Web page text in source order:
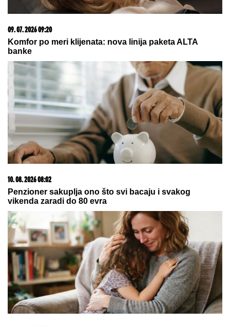
PLJAČKAO POSETIOCE BANJE! ULeskovcu
uhapšen muškarac iz Novog Sada, određen mu
pritvor
Otkazan koncert Jelene Karleuše!
Hitno se oglasili iz kluba i otkrili
OVO SU USLOVI DUŠICE
JAKOVLJEVIĆ ZA ULAZAK U "ELITU
10" Spremna je da se takmiči: "Ja to
mogu! Deca su mi velika", evo šta
MORA DA JOJ SE ISPUNI
by Aklamator